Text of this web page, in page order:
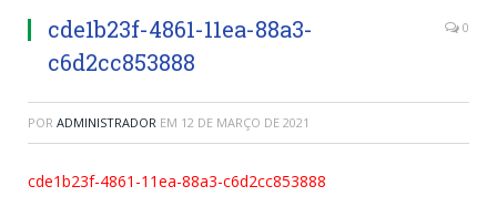
cde1b23f-4861-11ea-88a3-
c6d2cc853888
0
POR ADMINISTRADOR EM 12 DE MARÇO DE 2021
cde1b23f-4861-11ea-88a3-c6d2cc853888